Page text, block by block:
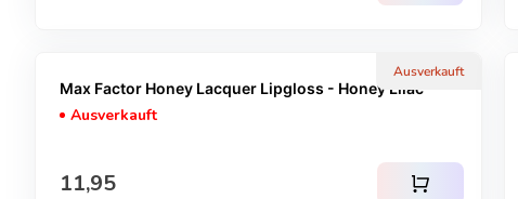
Ausverkauft
Max Factor Honey Lacquer Lipgloss - Honey Lilac
Ausverkauft
Regulärer Preis
11,95 shopping_cart